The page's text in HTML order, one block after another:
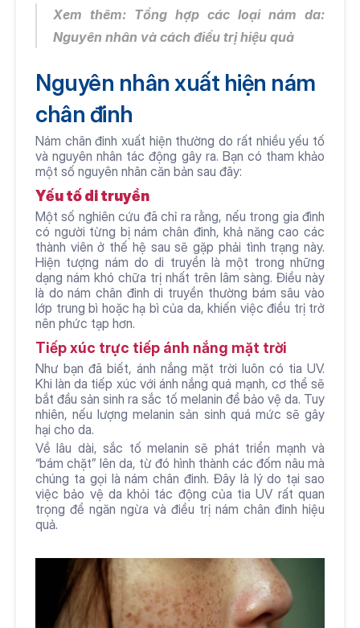
Xem thêm: Tổng hợp các loại nám da:
Nguyên nhân và cách điều trị hiệu quả
Nguyên nhân xuất hiện nám
chân đinh
Nám chân đinh xuất hiện thường do rất nhiều yếu tố
và nguyên nhân tác động gây ra. Bạn có tham khảo
một số nguyên nhân căn bản sau đây:
Yếu tố di truyền
Một số nghiên cứu đã chỉ ra rằng, nếu trong gia đình
có người từng bị nám chân đinh, khả năng cao các
thành viên ở thế hệ sau sẽ gặp phải tình trạng này.
Hiện tượng nám do di truyền là một trong những
dạng nám khó chữa trị nhất trên lâm sàng. Điều này
là do nám chân đinh di truyền thường bám sâu vào
lớp trung bì hoặc hạ bì của da, khiến việc điều trị trở
nên phức tạp hơn.
Tiếp xúc trực tiếp ánh nắng mặt trời
Như bạn đã biết, ánh nắng mặt trời luôn có tia UV.
Khi làn da tiếp xúc với ánh nắng quá mạnh, cơ thể sẽ
bắt đầu sản sinh ra sắc tố melanin để bảo vệ da. Tuy
nhiên, nếu lượng melanin sản sinh quá mức sẽ gây
hại cho da.
Về lâu dài, sắc tố melanin sẽ phát triển mạnh và
“bám chặt” lên da, từ đó hình thành các đốm nâu mà
chúng ta gọi là nám chân đinh. Đây là lý do tại sao
việc bảo vệ da khỏi tác động của tia UV rất quan
trọng để ngăn ngừa và điều trị nám chân đinh hiệu
quả.